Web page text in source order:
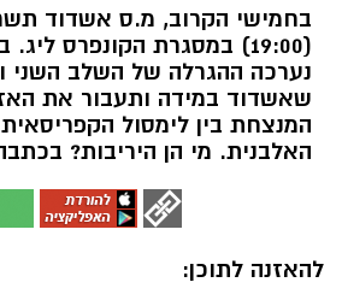
בחמישי הקרוב, מ.ס אשדוד
(19:00) במסגרת הקונפרס
נערכה ההגרלה של השלב השני
שאשדוד במידה ותעבור את
המנצחת בין לימסול הקפריסאית
האלבנית. מי הן היריבות?
להאזנה לתוכן: